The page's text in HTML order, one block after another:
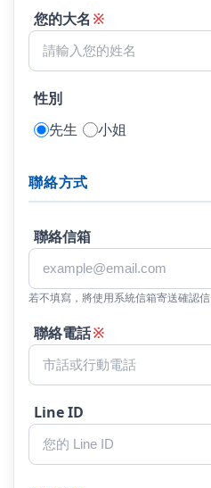
您的大名 ※
性別
先生
小姐
聯絡方式
聯絡信箱
若不填寫，將使用系統信箱寄送確認信
聯絡電話※
Line ID